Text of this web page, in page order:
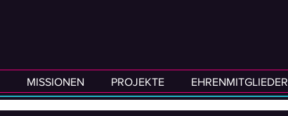
MISSIONEN PROJEKTE EHRENMITGLIEDER